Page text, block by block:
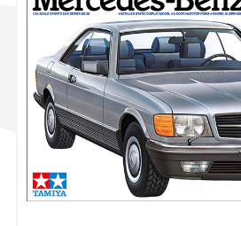
スズキ ジムニー｜Suzuki Jimny
ス
マツダ｜Mazda
マツダ ロードス